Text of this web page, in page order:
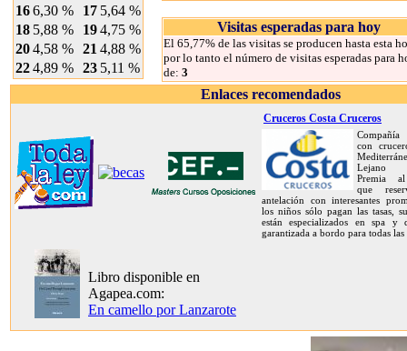
166,30 % 17 5,64 %
18 5,88 % 194,75 %
204,58 % 21 4,88 %
224,89 % 23 5,11 %
Visitas esperadas para hoy
El 65,77% de las visitas se producen hasta esta
por lo tanto el número de visitas esperadas para
de: 3
Enlaces recomendados
Cruceros Costa Cruceros
con
Lejano
Premia
que
antelación con interesantes
los niños sólo pagan las tasas,
están especializados en spa y
garantizada a bordo para todas las
Libro disponible en
Agapea.com:
En camello por Lanzarote